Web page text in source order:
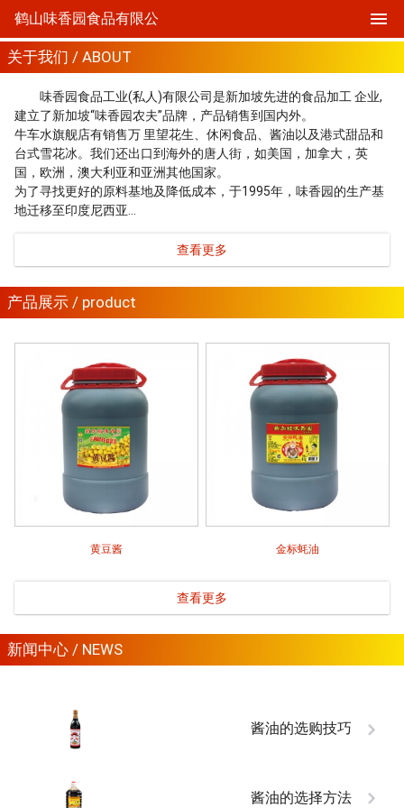
鹤山味香园食品有限公
关于我们 / ABOUT
味香园食品工业(私人)有限公司是新加坡先进的食品加工 企业,
建立了新加坡“味香园农夫”品牌，产品销售到国内外。
牛车水旗舰店有销售万 里望花生、休闲食品、酱油以及港式甜品和
台式雪花冰。我们还出口到海外的唐人街，如美国，加拿大，英
国，欧洲，澳大利亚和亚洲其他国家。
为了寻找更好的原料基地及降低成本，于1995年，味香园的生产基
地迁移至印度尼西亚…
查看更多
产品展示 / product
黄豆酱 金标蚝油
查看更多
新闻中心 / NEWS
酱油的选购技巧
酱油的选择方法